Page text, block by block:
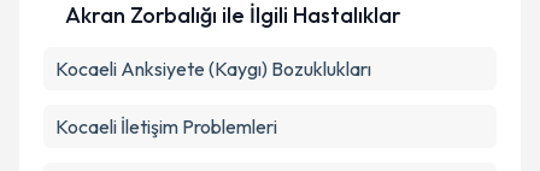
Akran Zorbalığı ile İlgili Hastalıklar
Kocaeli Anksiyete (Kaygı) Bozuklukları
Kocaeli İletişim Problemleri